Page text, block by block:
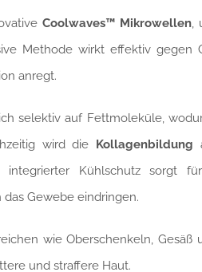
Coolwaves™ Mikrowellen,
Methode wirkt effektiv gegen
anregt.
selektiv auf Fettmoleküle,
wird die Kollagenbildung
integrierter Kühlschutz sorgt
Gewebe eindringen.
wie Oberschenkeln,
und straffere Haut.